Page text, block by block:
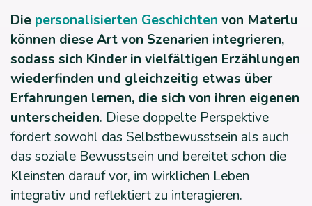
Die personalisierten Geschichten von Materlu
können diese Art von Szenarien integrieren,
sodass sich Kinder in vielfältigen Erzählungen
wiederfinden und gleichzeitig etwas über
Erfahrungen lernen, die sich von ihren eigenen
unterscheiden. Diese doppelte Perspektive
fördert sowohl das Selbstbewusstsein als auch
das soziale Bewusstsein und bereitet schon die
Kleinsten darauf vor, im wirklichen Leben
integrativ und reflektiert zu interagieren.